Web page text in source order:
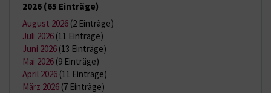
2026 (65 Einträge)
August 2026 (2 Einträge)
Juli 2026 (11 Einträge)
Juni 2026 (13 Einträge)
Mai 2026 (9 Einträge)
April 2026 (11 Einträge)
März 2026 (7 Einträge)